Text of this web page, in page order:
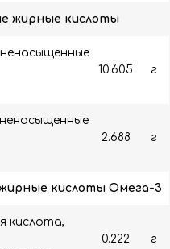
жирные кислоты
10.605 г
2.688 г
кислоты Омега-3
кислота,
0.222 г